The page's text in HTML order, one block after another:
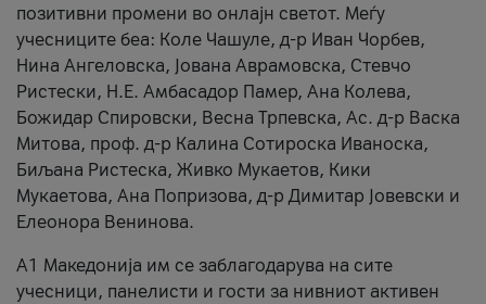
позитивни промени во онлајн светот. Меѓу
учесниците беа: Коле Чашуле, д-р Иван Чорбев,
Нина Ангеловска, Јована Аврамовска, Стевчо
Ристески, Н.Е. Амбасадор Памер, Ана Колева,
Божидар Спировски, Весна Трпевска, Ас. д-р Васка
Митова, проф. д-р Калина Сотироска Иваноска,
Биљана Ристеска, Живко Мукаетов, Кики
Мукаетова, Ана Попризова, д-р Димитар Јовевски и
Елеонора Венинова.
А1 Македонија им се заблагодарува на сите
учесници, панелисти и гости за нивниот активен